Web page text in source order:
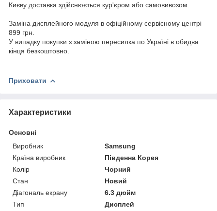
Києву доставка здійснюється кур'єром або самовивозом.
Заміна дисплейного модуля в офіційному сервісному центрі
899 грн.
У випадку покупки з заміною пересилка по Україні в обидва
кінця безкоштовно.
Приховати
Характеристики
Основні
Виробник
Samsung
Країна виробник
Південна Корея
Колір
Чорний
Стан
Новий
Діагональ екрану
6.3 дюйм
Тип
Дисплей